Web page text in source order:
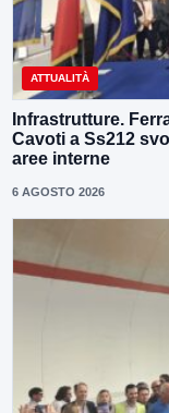
ATTUALITÀ
Infrastrutture.
Cavoti a Ss212
aree interne
6 AGOSTO 2026